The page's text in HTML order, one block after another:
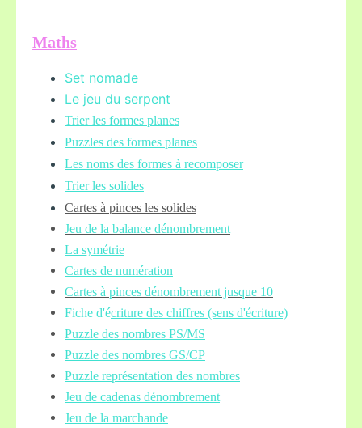
Maths
Set nomade
Le jeu du serpent
Trier les formes planes
Puzzles des formes planes
Les noms des formes à recomposer
Trier les solides
Cartes à pinces les solides
Jeu de la balance dénombrement
La symétrie
Cartes de numération
Cartes à pinces dénombrement jusque 10
Fiche d'écriture des chiffres (sens d'écriture)
Puzzle des nombres PS/MS
Puzzle des nombres GS/CP
Puzzle représentation des nombres
Jeu de cadenas dénombrement
Jeu de la marchande